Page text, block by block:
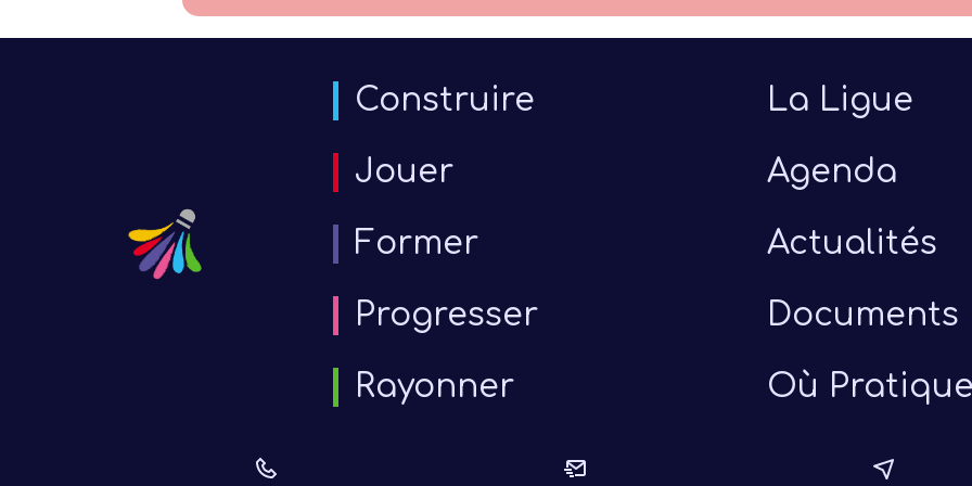
6 juillet 2026
Construire
Jouer
Former
Progresser
Rayonner
La Ligue
Agenda
Actualités
Documents
Où